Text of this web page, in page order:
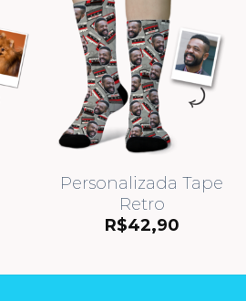
Personalizada Tape
Retro
R$42,90